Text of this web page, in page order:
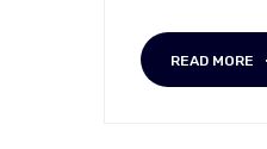
READ MORE